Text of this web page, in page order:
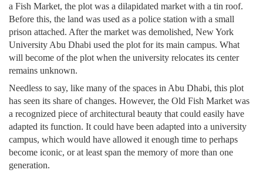
a Fish Market, the plot was a dilapidated market with a tin roof.
Before this, the land was used as a police station with a small
prison attached. After the market was demolished, New York
University Abu Dhabi used the plot for its main campus. What
will become of the plot when the university relocates its center
remains unknown.
Needless to say, like many of the spaces in Abu Dhabi, this plot
has seen its share of changes. However, the Old Fish Market was
a recognized piece of architectural beauty that could easily have
adapted its function. It could have been adapted into a university
campus, which would have allowed it enough time to perhaps
become iconic, or at least span the memory of more than one
generation.